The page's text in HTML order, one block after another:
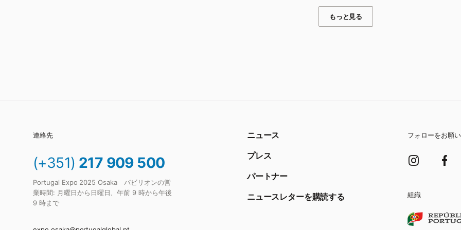
もっと見る
連絡先
(+351) 217 909 500
Portugal Expo 2025 Osaka パビリオンの営
業時間: 月曜日から日曜日、午前 9 時から午後
9 時まで
ニュース
プレス
パートナー
ニュースレターを購読する
フォローをお願
組織